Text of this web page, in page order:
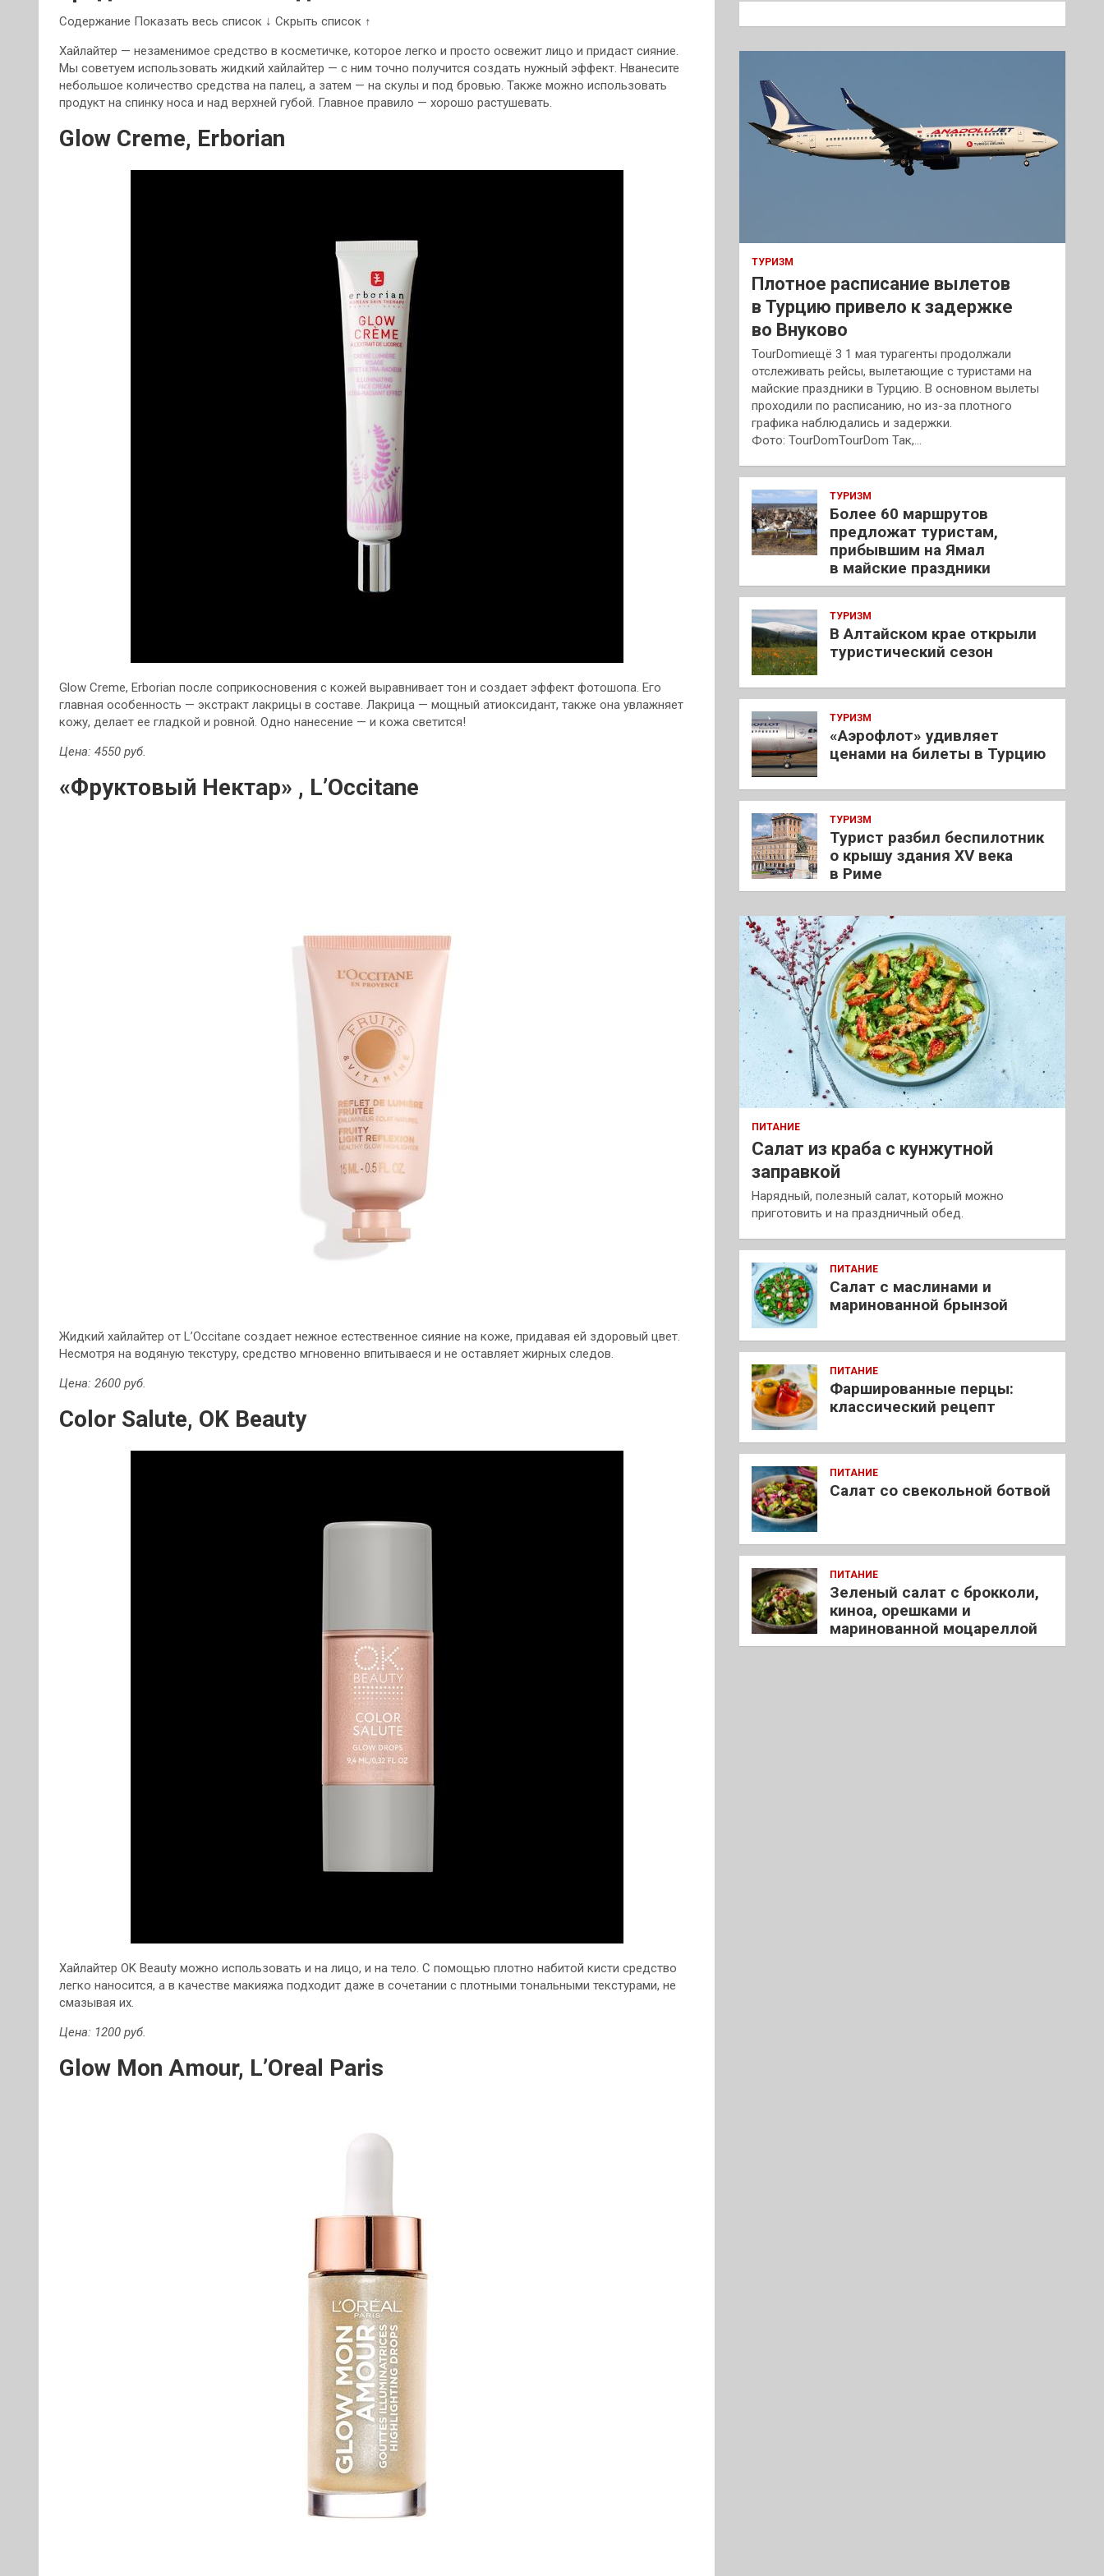
Содержание Показать весь список ↓ Скрыть список ↑
Хайлайтер — незаменимое средство в косметичке, которое легко и просто освежит лицо и придаст сияние.
Мы советуем использовать жидкий хайлайтер — с ним точно получится создать нужный эффект. Нванесите
небольшое количество средства на палец, а затем — на скулы и под бровью. Также можно использовать
продукт на спинку носа и над верхней губой. Главное правило — хорошо растушевать.
Glow Creme, Erborian
Glow Creme, Erborian после соприкосновения с кожей выравнивает тон и создает эффект фотошопа. Его
главная особенность — экстракт лакрицы в составе. Лакрица — мощный атиоксидант, также она увлажняет
кожу, делает ее гладкой и ровной. Одно нанесение — и кожа светится!
Цена: 4550 руб.
«Фруктовый Нектар» , L’Occitane
Жидкий хайлайтер от L’Occitane создает нежное естественное сияние на коже, придавая ей здоровый цвет.
Несмотря на водяную текстуру, средство мгновенно впитываеся и не оставляет жирных следов.
Цена: 2600 руб.
Color Salute, OK Beauty
Хайлайтер OK Beauty можно использовать и на лицо, и на тело. С помощью плотно набитой кисти средство
легко наносится, а в качестве макияжа подходит даже в сочетании с плотными тональными текстурами, не
смазывая их.
Цена: 1200 руб.
Glow Mon Amour, L’Oreal Paris
к
ТУРИЗМ
Плотное расписание вылетов
в Турцию привело к задержке
во Внуково
TourDomиещё 3 1 мая турагенты продолжали
отслеживать рейсы, вылетающие с туристами на
майские праздники в Турцию. В основном вылеты
проходили по расписанию, но из-за плотного
графика наблюдались и задержки.
Фото: TourDomTourDom Так,…
ТУРИЗМ
Более 60 маршрутов
предложат туристам,
прибывшим на Ямал
в майские праздники
ТУРИЗМ
В Алтайском крае открыли
туристический сезон
ТУРИЗМ
«Аэрофлот» удивляет
ценами на билеты в Турцию
ТУРИЗМ
Турист разбил беспилотник
о крышу здания XV века
в Риме
ПИТАНИЕ
Салат из краба с кунжутной
заправкой
Нарядный, полезный салат, который можно
приготовить и на праздничный обед.
ПИТАНИЕ
Салат с маслинами и
маринованной брынзой
ПИТАНИЕ
Фаршированные перцы:
классический рецепт
ПИТАНИЕ
Салат со свекольной ботвой
ПИТАНИЕ
Зеленый салат с брокколи,
киноа, орешками и
маринованной моцареллой